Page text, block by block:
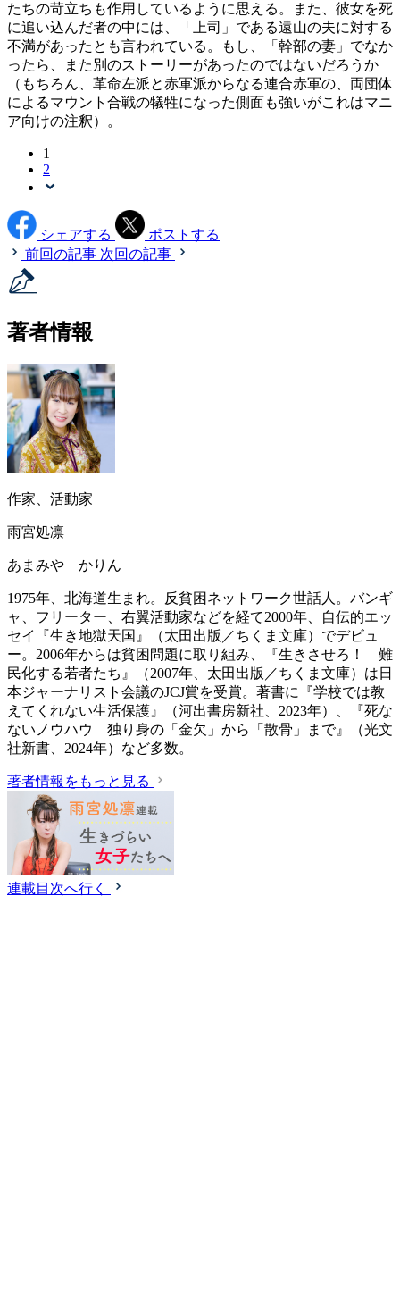
たちの苛立ちも作用しているように思える。また、彼女を死
に追い込んだ者の中には、「上司」である遠山の夫に対する
不満があったとも言われている。もし、「幹部の妻」でなか
ったら、また別のストーリーがあったのではないだろうか
（もちろん、革命左派と赤軍派からなる連合赤軍の、両団体
によるマウント合戦の犠牲になった側面も強いがこれはマニ
ア向けの注釈）。
1
2
シェアする
ポストする
前回の記事 次回の記事
著者情報
作家、活動家
雨宮処凛
あまみや かりん
1975年、北海道生まれ。反貧困ネットワーク世話人。バンギ
ャ、フリーター、右翼活動家などを経て2000年、自伝的エッ
セイ『生き地獄天国』（太田出版／ちくま文庫）でデビュ
ー。2006年からは貧困問題に取り組み、『生きさせろ！ 難
民化する若者たち』（2007年、太田出版／ちくま文庫）は日
本ジャーナリスト会議のJCJ賞を受賞。著書に『学校では教
えてくれない生活保護』（‎河出書房新社、2023年）、『死な
ないノウハウ 独り身の「金欠」から「散骨」まで』（光文
社新書、2024年）など多数。
著者情報をもっと見る
連載目次へ行く